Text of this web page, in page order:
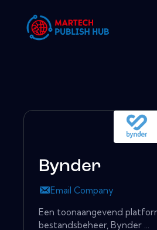
Bynder
Email Company
Een toonaangevend
bestandsbeheer, Bynder ...